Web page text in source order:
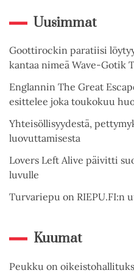
Uusimmat
Goottirockin paratiisi
kantaa nimeä Wave-Gotik
Englannin The Great
esittelee joka toukokuu
Yhteisöllisyydestä,
luovuttamisesta
Lovers Left Alive päivitti
luvulle
Turvariepu on RIEPU.FI:n
Kuumat
Peukku on